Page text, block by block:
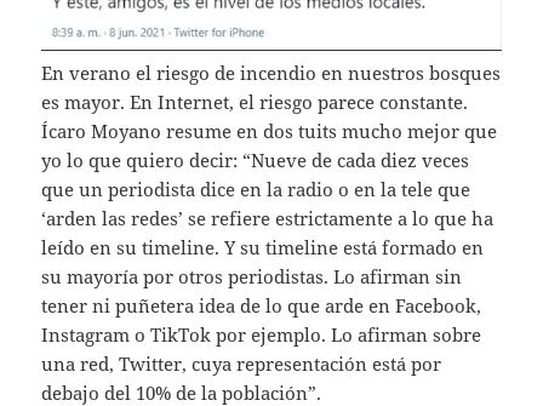
En verano el riesgo de incendio en nuestros bosques
es mayor. En Internet, el riesgo parece constante.
Ícaro Moyano resume en dos tuits mucho mejor que
yo lo que quiero decir: “Nueve de cada diez veces
que un periodista dice en la radio o en la tele que
‘arden las redes’ se refiere estrictamente a lo que ha
leído en su timeline. Y su timeline está formado en
su mayoría por otros periodistas. Lo afirman sin
tener ni puñetera idea de lo que arde en Facebook,
Instagram o TikTok por ejemplo. Lo afirman sobre
una red, Twitter, cuya representación está por
debajo del 10% de la población”.